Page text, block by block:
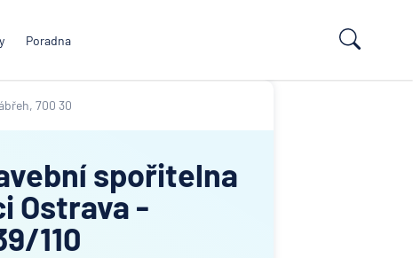
Poradna
700 30
spořitelna
Ostrava -
110